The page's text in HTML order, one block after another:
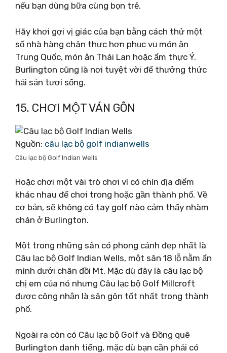
nếu bạn dùng bữa cùng bọn trẻ.
Hãy khơi gợi vị giác của bạn bằng cách thử một
số nhà hàng chân thực hơn phục vụ món ăn
Trung Quốc, món ăn Thái Lan hoặc ẩm thực Ý.
Burlington cũng là nơi tuyệt vời để thưởng thức
hải sản tươi sống.
15. CHƠI MỘT VÁN GÔN
Nguồn: câu lạc bộ golf indianwells
Câu lạc bộ Golf Indian Wells
Hoặc chơi một vài trò chơi vì có chín địa điểm
khác nhau để chơi trong hoặc gần thành phố. Về
cơ bản, sẽ không có tay golf nào cảm thấy nhàm
chán ở Burlington.
Một trong những sân có phong cảnh đẹp nhất là
Câu lạc bộ Golf Indian Wells, một sân 18 lỗ nằm ẩn
mình dưới chân đồi Mt. Mặc dù đây là câu lạc bộ
chị em của nó nhưng Câu lạc bộ Golf Millcroft
được công nhận là sân gôn tốt nhất trong thành
phố.
Ngoài ra còn có Câu lạc bộ Golf và Đồng quê
Burlington danh tiếng, mặc dù bạn cần phải có